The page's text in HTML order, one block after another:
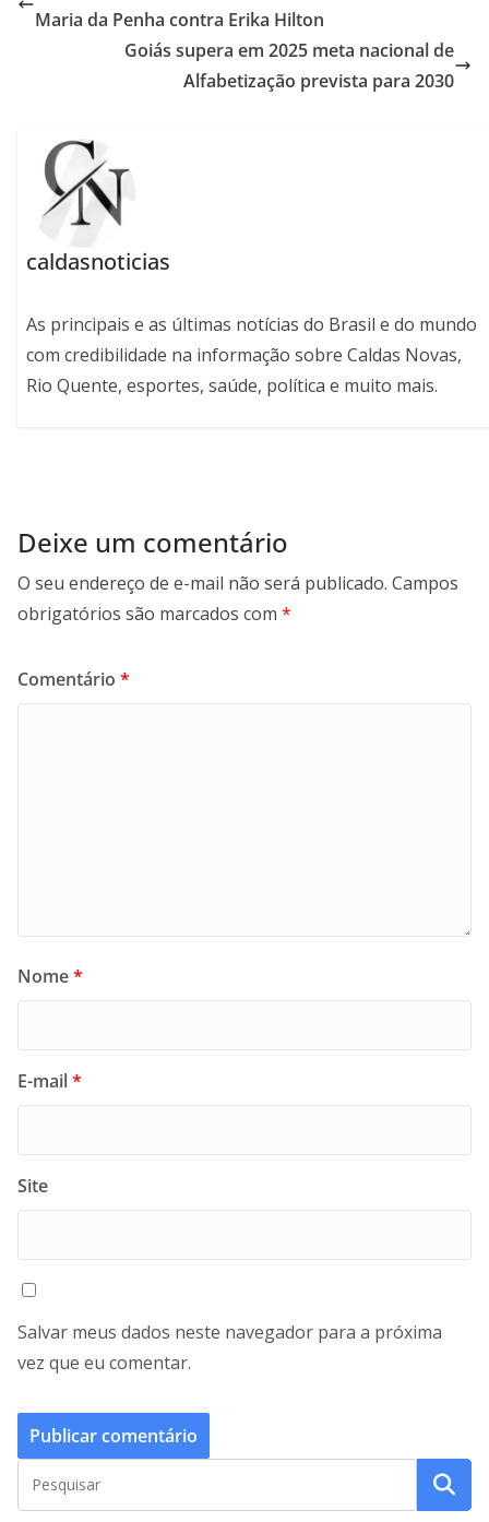
Maria da Penha contra Erika Hilton
Goiás supera em 2025 meta nacional de
Alfabetização prevista para 2030
caldasnoticias
As principais e as últimas notícias do Brasil e do mundo
com credibilidade na informação sobre Caldas Novas,
Rio Quente, esportes, saúde, política e muito mais.
Deixe um comentário
O seu endereço de e-mail não será publicado. Campos
obrigatórios são marcados com *
Comentário *
Nome*
E-mail*
Site
Salvar meus dados neste navegador para a próxima
vez que eu comentar.